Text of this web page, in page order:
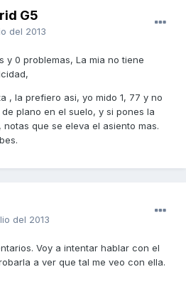
G5
del 2013
y 0 problemas, La mia no tiene
, la prefiero asi, yo mido 1, 77 y no
plano en el suelo, y si pones la
que se eleva el asiento mas.
del 2013
Voy a intentar hablar con el
a ver que tal me veo con ella.